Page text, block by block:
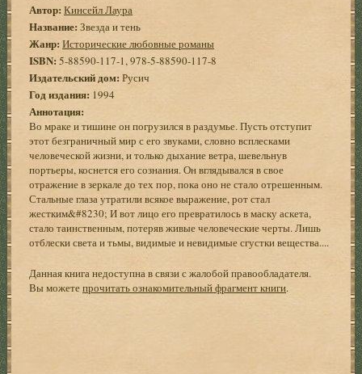
Автор: Кинсейл Лаура
Название: Звезда и тень
Жанр: Исторические любовные романы
ISBN:5-88590-117-1, 978-5-88590-117-8
Издательский дом:Русич
Год издания: 1994
Аннотация:
Во мраке и тишине он погрузился в раздумье. Пусть отступит
этот безграничный мир с его звуками, словно всплесками
человеческой жизни, и только дыхание ветра, шевельнув
портьеры, коснется его сознания. Он вглядывался в свое
отражение в зеркале до тех пор, пока оно не стало отрешенным.
Стальные глаза утратили всякое выражение, рот стал
жестким&#8230; И вот лицо его превратилось в маску аскета,
стало таинственным, потеряв живые человеческие черты. Лишь
отблески света и тьмы, видимые и невидимые сгустки вещества....
Данная книга недоступна в связи с жалобой правообладателя.
Вы можетепрочитать ознакомительный фрагмент книги.